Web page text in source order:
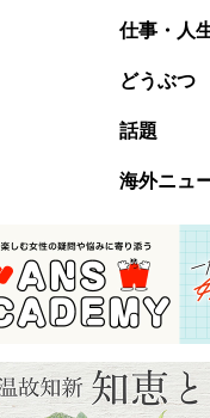
仕事・人
どうぶつ
話題
海外ニュ